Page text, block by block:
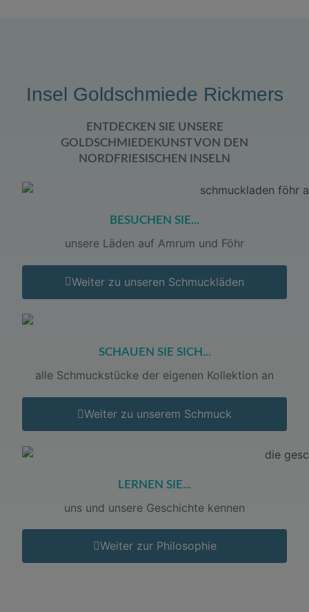
Insel Goldschmiede Rickmers
ENTDECKEN SIE UNSERE
GOLDSCHMIEDEKUNST VON DEN
NORDFRIESISCHEN INSELN
BESUCHEN SIE...
unsere Läden auf Amrum und Föhr
Weiter zu unseren Schmuckläden
SCHAUEN SIE SICH...
alle Schmuckstücke der eigenen Kollektion an
Weiter zu unserem Schmuck
LERNEN SIE...
uns und unsere Geschichte kennen
Weiter zur Philosophie